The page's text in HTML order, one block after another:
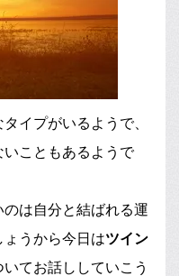
イプがいるようで、
こともあるようで
は自分と結ばれる運
うから今日はツイン
いてお話ししていこう